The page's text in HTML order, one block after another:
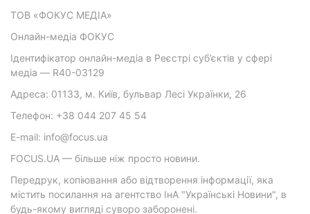
ТОВ «ФОКУС МЕДІА»
Онлайн-медіа ФОКУС
Ідентифікатор онлайн-медіа в Реєстрі суб’єктів у сфері
медіа — R40-03129
Адреса: 01133, м. Київ, бульвар Лесі Українки, 26
Телефон: +38 044 207 45 54
E-mail: info@focus.ua
FOCUS.UA — більше ніж просто новини.
Передрук, копіювання або відтворення інформації, яка
містить посилання на агентство ІнА "Українські Новини", в
будь-якому вигляді суворо заборонені.